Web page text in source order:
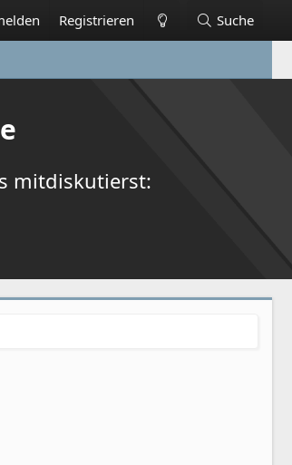
Registrieren Suche
mitdiskutierst: